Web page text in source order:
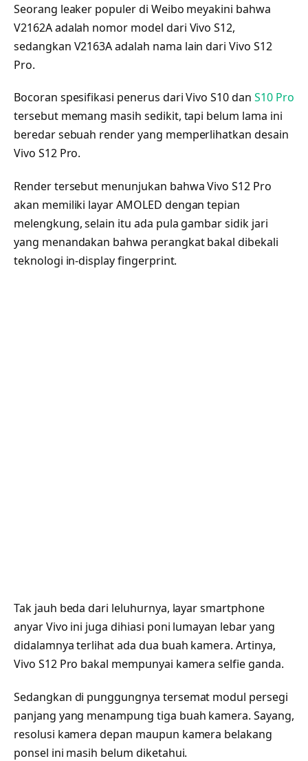
Seorang leaker populer di Weibo meyakini bahwa
V2162A adalah nomor model dari Vivo S12,
sedangkan V2163A adalah nama lain dari Vivo S12
Pro.
Bocoran spesifikasi penerus dari Vivo S10 dan S10 Pro
tersebut memang masih sedikit, tapi belum lama ini
beredar sebuah render yang memperlihatkan desain
Vivo S12 Pro.
Render tersebut menunjukan bahwa Vivo S12 Pro
akan memiliki layar AMOLED dengan tepian
melengkung, selain itu ada pula gambar sidik jari
yang menandakan bahwa perangkat bakal dibekali
teknologi in-display fingerprint.
Tak jauh beda dari leluhurnya, layar smartphone
anyar Vivo ini juga dihiasi poni lumayan lebar yang
didalamnya terlihat ada dua buah kamera. Artinya,
Vivo S12 Pro bakal mempunyai kamera selfie ganda.
Sedangkan di punggungnya tersemat modul persegi
panjang yang menampung tiga buah kamera. Sayang,
resolusi kamera depan maupun kamera belakang
ponsel ini masih belum diketahui.